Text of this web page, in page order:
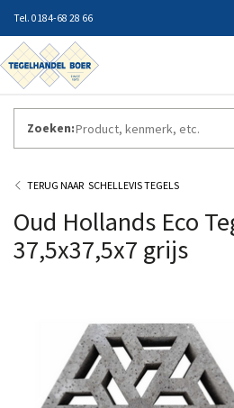
0184-68 28 66
Zoeken:
ZAKELIJK INLOGGEN
SCHELLEVIS TEGELS
Oud Hollands Eco
37,5x37,5x7 grijs